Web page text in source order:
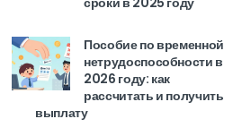
Пособие по временной
нетрудоспособности в
2026 году: как
рассчитать и получить
выплату